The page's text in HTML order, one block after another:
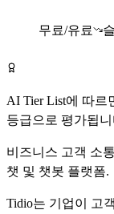
무료/유료
AI Tier List에 따르
등급으로 평가됩니
비즈니스 고객 소
챗 및 챗봇 플랫폼.
Tidio는 기업이 고